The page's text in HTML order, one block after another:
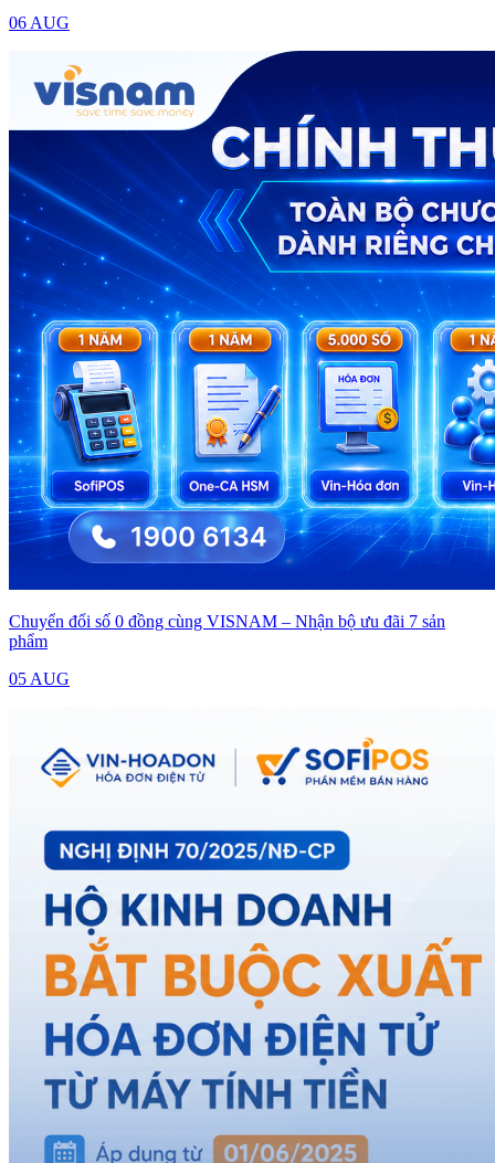
06 AUG
Chuyển đổi số 0 đồng cùng VISNAM – Nhận bộ ưu đãi 7 sản
phẩm
05 AUG